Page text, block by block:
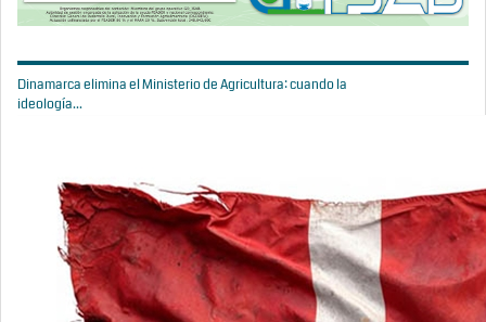
Dinamarca elimina el Ministerio de Agricultura: cuando la
ideología...